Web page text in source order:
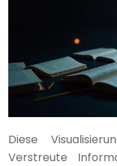
Diese
Verstreute